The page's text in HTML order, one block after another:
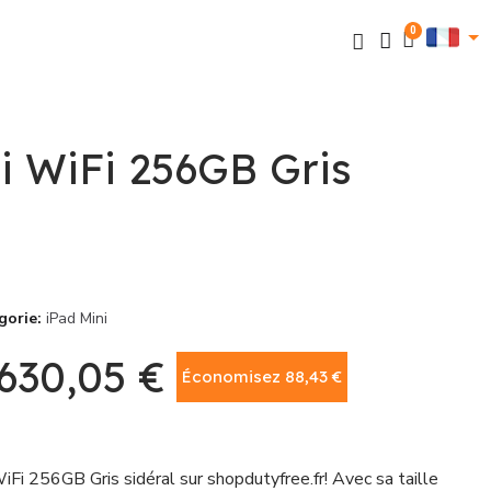
WiFi 256GB Gris
iPad Mini
€ Économisez 88,43 €
256GB Gris sidéral sur shopdutyfree.fr! Avec sa taille